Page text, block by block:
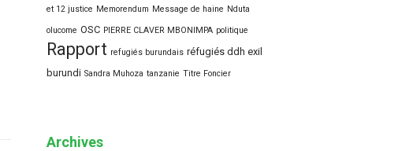
et 12 justice Memorendum Message de haine Nduta
olucome OSC PIERRE CLAVER MBONIMPA politique
Rapport refugiés burundais réfugiés ddh exil
burundi Sandra Muhoza tanzanie Titre Foncier
Archives